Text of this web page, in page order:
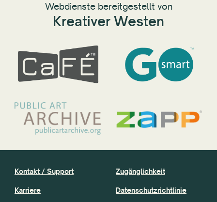
Webdienste bereitgestellt von
Kreativer Westen
Kontakt / Support
Karriere
Zugänglichkeit
Datenschutzrichtlinie